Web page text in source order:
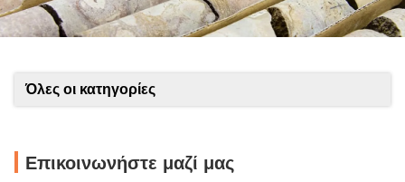
Όλες οι κατηγορίες
Επικοινωνήστε μαζί μας